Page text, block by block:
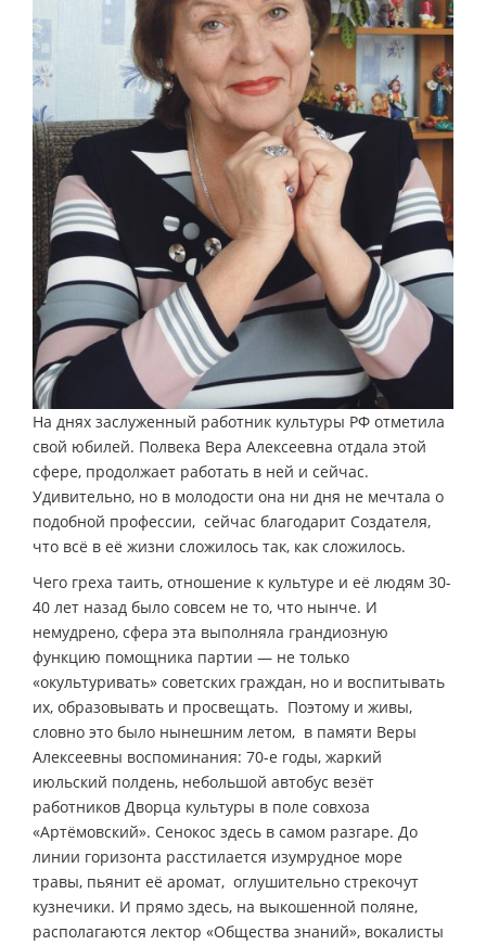
На днях заслуженный работник культуры РФ отметила
свой юбилей. Полвека Вера Алексеевна отдала этой
сфере, продолжает работать в ней и сейчас.
Удивительно, но в молодости она ни дня не мечтала о
подобной профессии, сейчас благодарит Создателя,
что всё в её жизни сложилось так, как сложилось.
Чего греха таить, отношение к культуре и её людям 30-
40 лет назад было совсем не то, что нынче. И
немудрено, сфера эта выполняла грандиозную
функцию помощника партии — не только
«окультуривать» советских граждан, но и воспитывать
их, образовывать и просвещать. Поэтому и живы,
словно это было нынешним летом, в памяти Веры
Алексеевны воспоминания: 70-е годы, жаркий
июльский полдень, небольшой автобус везёт
работников Дворца культуры в поле совхоза
«Артёмовский». Сенокос здесь в самом разгаре. До
линии горизонта расстилается изумрудное море
травы, пьянит её аромат, оглушительно стрекочут
кузнечики. И прямо здесь, на выкошенной поляне,
располагаются лектор «Общества знаний», вокалисты